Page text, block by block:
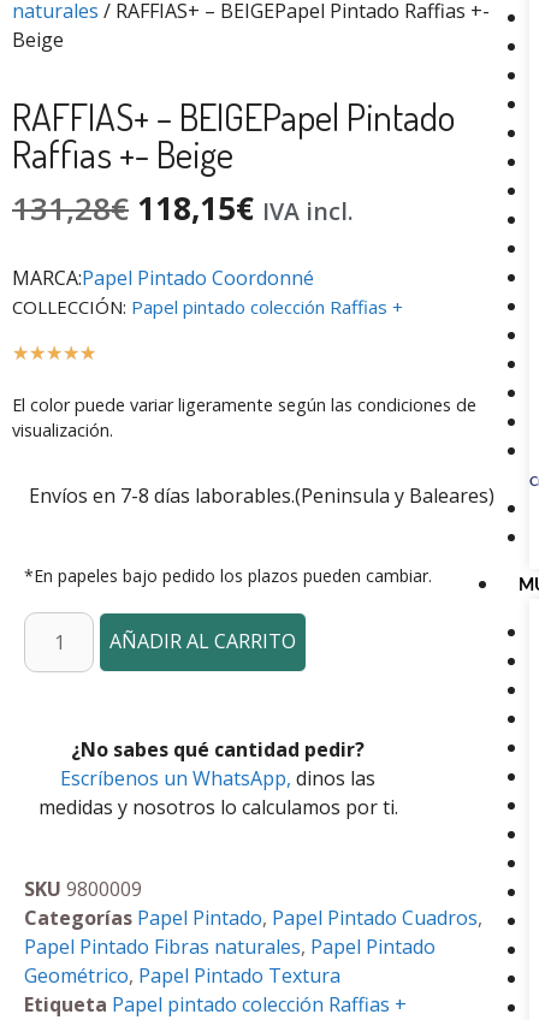
naturales / RAFFIAS+ – BEIGEPapel Pintado Raffias +-
Beige
RAFFIAS+ – BEIGEPapel Pintado
Raffias +- Beige
131,28€ 118,15€ IVA incl.
MARCA:Papel Pintado Coordonné
COLLECCIÓN: Papel pintado colección Raffias +
☆☆☆☆☆
El color puede variar ligeramente según las condiciones de
visualización.
Envíos en 7-8 días laborables.(Peninsula y Baleares)
*En papeles bajo pedido los plazos pueden cambiar.
AÑADIR AL CARRITO
¿No sabes qué cantidad pedir?
Escríbenos un WhatsApp, dinos las
medidas y nosotros lo calculamos por ti.
SKU 9800009
Categorías Papel Pintado, Papel Pintado Cuadros,
Papel Pintado Fibras naturales, Papel Pintado
Geométrico, Papel Pintado Textura
Etiqueta Papel pintado colección Raffias +